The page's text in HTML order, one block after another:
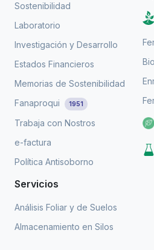
Sostenibilidad
Laboratorio
Investigación y Desarrollo
Estados Financieros
Memorias de Sostenibilidad
Fanaproqui
1951
Trabaja con Nostros
e-factura
Política Antisoborno
Servicios
Análisis Foliar y de Suelos
Almacenamiento en Silos